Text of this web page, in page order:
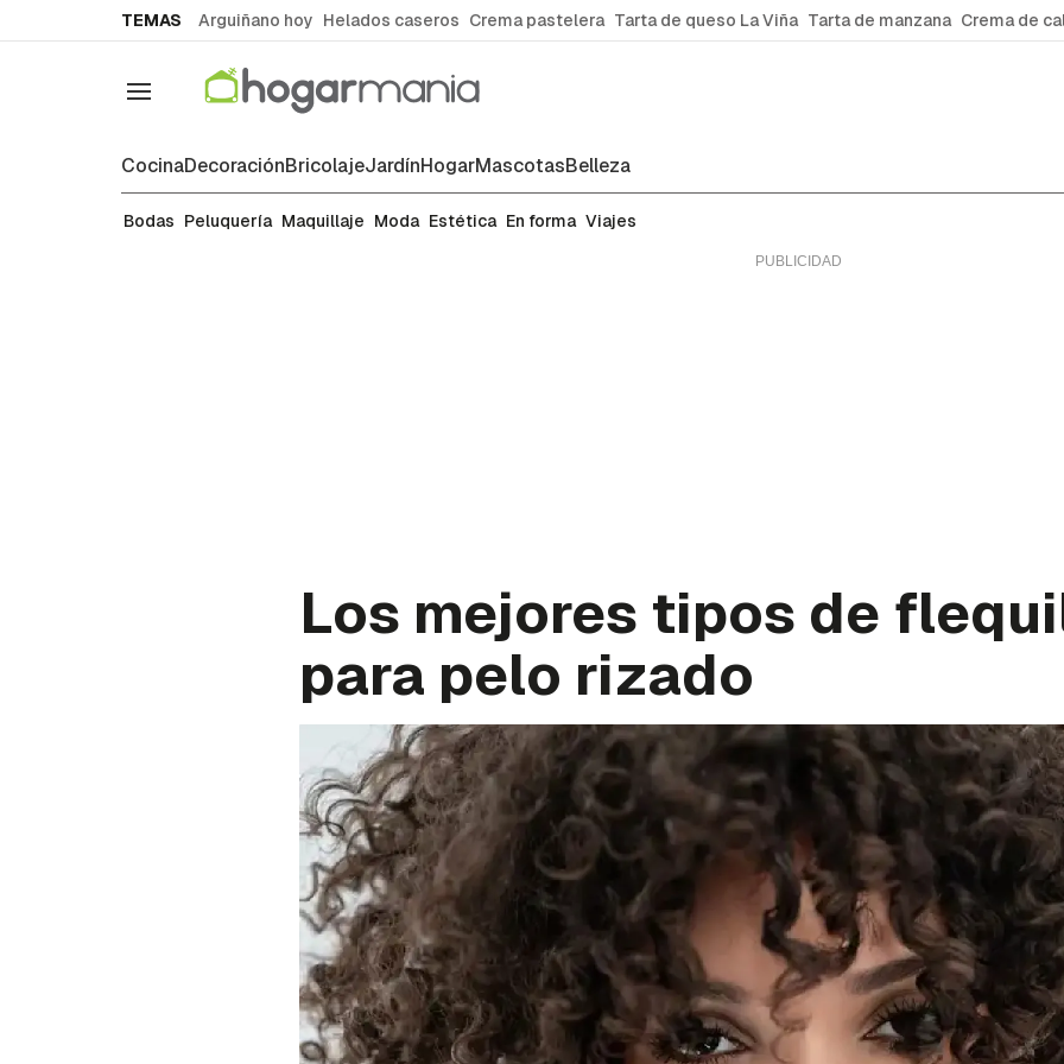
TEMAS Arguiñano hoy Helados caseros Crema pastelera Tarta de queso La Viña Tarta de manzana Crema de
Navegación
CocinaDecoraciónBricolajeJardínHogarMascotasBelleza
Peluquería
Bodas Peluquería Maquillaje Moda Estética En forma Viajes
Los mejores tipos de
para pelo rizado